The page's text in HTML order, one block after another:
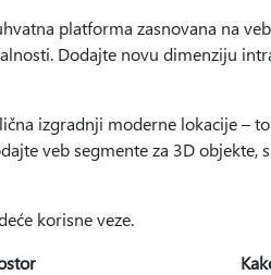
platforma zasnovana na
Dodajte novu dimenziju
izgradnji moderne lokacije –
veb segmente za 3D
korisne veze.